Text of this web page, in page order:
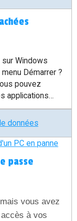
Windows
Démarrer ?
pouvez
applications
données
passe
vous avez
à vos